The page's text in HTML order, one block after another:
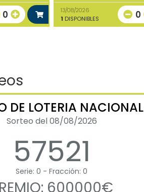
0
13/08/2026
1 DISPONIBLES 0
DE LOTERIA NACIONAL
Sorteo del 08/08/2026
57521
Serie: 0 - Fracción: 0
600000€